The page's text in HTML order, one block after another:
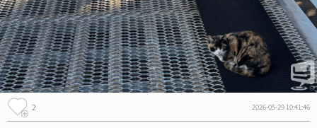
2 2026-05-29 10:41:46